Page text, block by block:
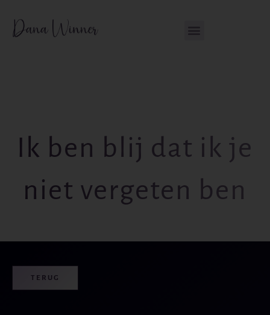
inhoud
naar
Ik ben blij dat ik je
niet vergeten ben
TERUG